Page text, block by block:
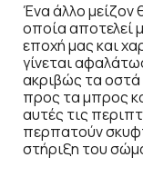
Ένα άλλο μείζον
οποία αποτελεί
εποχή μας και
γίνεται
ακριβώς τα οστά
προς τα μπρος
αυτές τις
περπατούν
στήριξη του